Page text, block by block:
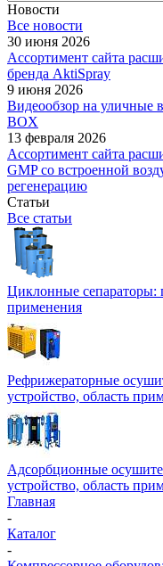
Новости
Все новости
30 июня 2026
Ассортимент сайта
бренда AktiSpray
9 июня 2026
Видеообзор на уличные
BOX
13 февраля 2026
Ассортимент сайта
GMP со встроенной
регенерацию
Статьи
Все статьи
Циклонные сепараторы:
применения
Рефрижераторные
устройство, область
Адсорбционные
устройство, область
Главная
-
Каталог
-